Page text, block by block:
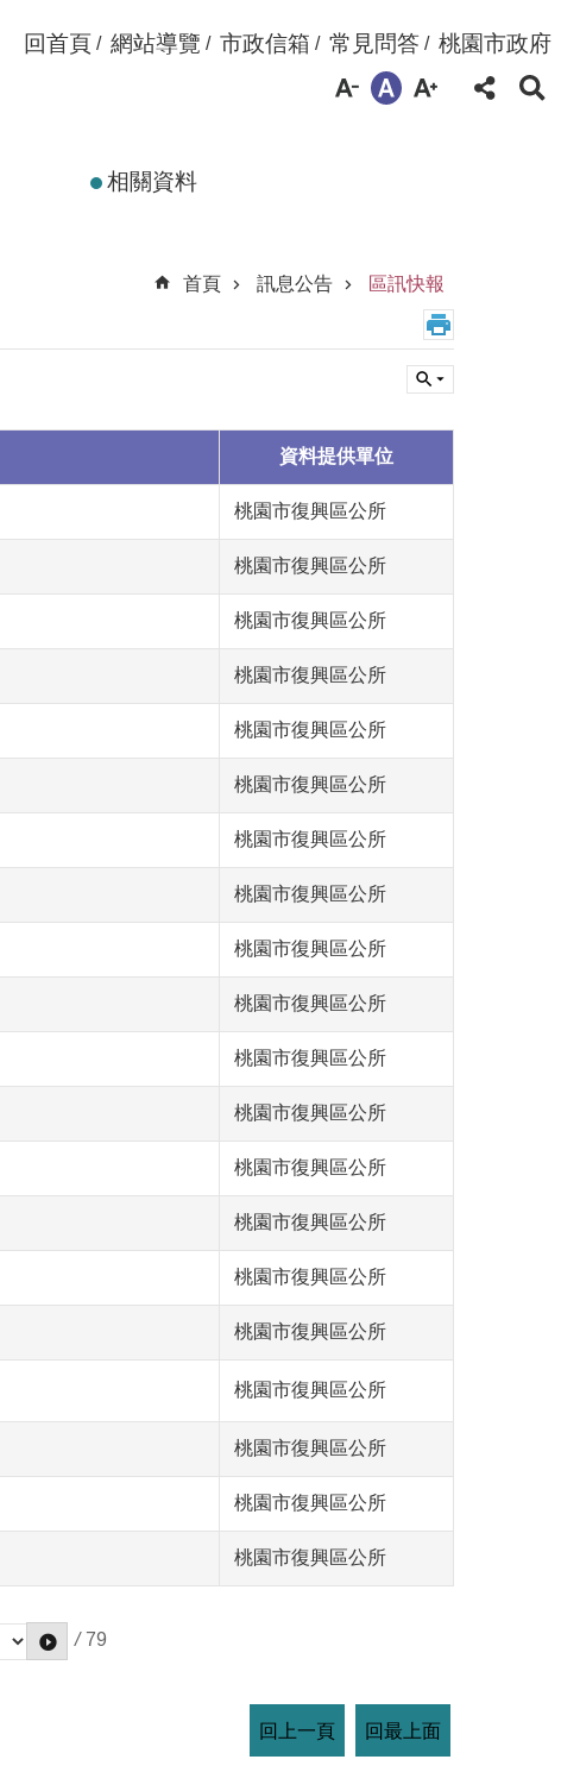
回首頁 網站導覽 市政信箱 常見問答 桃園市政府
相關資料
首頁
訊息公告 區訊快報
資料提供單位
桃園市復興區公所
桃園市復興區公所
桃園市復興區公所
桃園市復興區公所
桃園市復興區公所
桃園市復興區公所
桃園市復興區公所
桃園市復興區公所
桃園市復興區公所
桃園市復興區公所
桃園市復興區公所
桃園市復興區公所
桃園市復興區公所
桃園市復興區公所
桃園市復興區公所
桃園市復興區公所
桃園市復興區公所
桃園市復興區公所
桃園市復興區公所
桃園市復興區公所
/ 79
回上一頁 回最上面